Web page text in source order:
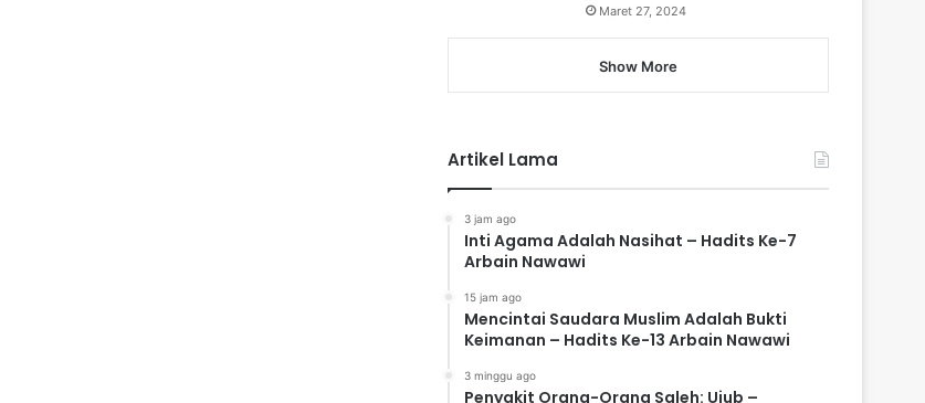
Maret 27, 2024
Show More
Artikel Lama
3 jam ago
Inti Agama Adalah Nasihat – Hadits Ke-7
Arbain Nawawi
15 jam ago
Mencintai Saudara Muslim Adalah Bukti
Keimanan – Hadits Ke-13 Arbain Nawawi
3 minggu ago
Penyakit Orang-Orang Saleh: Ujub –